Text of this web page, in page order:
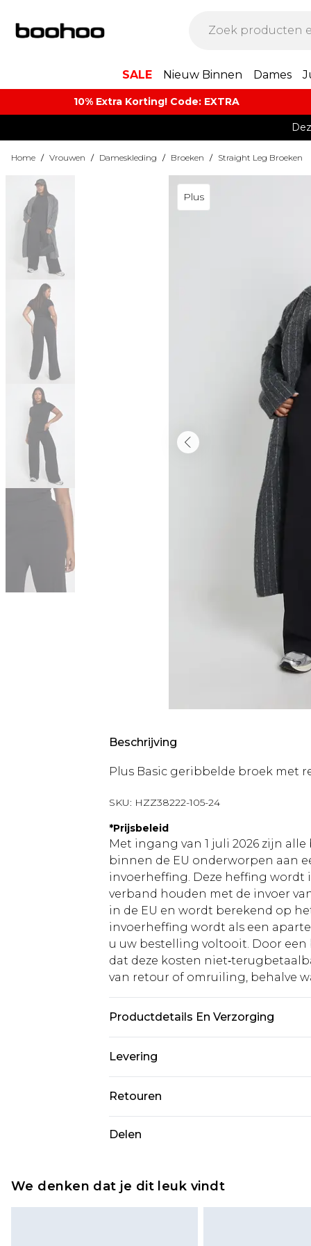
SALE Nieuw Binnen Dames
10% Extra Korting! Code: EXTRA​
Home / Vrouwen / Dameskleding / Broeken / Straight Leg Broeken
Plus
Beschrijving
Plus Basic geribbelde broek met
SKU: HZZ38222-105-24
*Prijsbeleid
Met ingang van 1 juli 2026 zijn
binnen de EU onderworpen aan
invoerheffing. Deze heffing
verband houden met de invoer
in de EU en wordt berekend op
invoerheffing wordt als een
u uw bestelling voltooit. Door
dat deze kosten
van retour of omruiling, behalve
Productdetails En Verzorging
Levering
Standaardlevering Nederland
Expressdienst Nederland
Retouren
wordt gebracht op uw
Delen
We denken dat je dit leuk vindt